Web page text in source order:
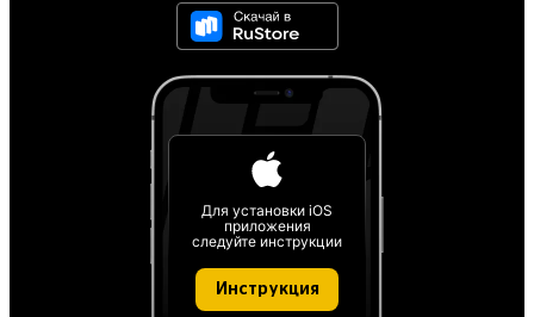
Для установки iOS
приложения
следуйте инструкции
Инструкция